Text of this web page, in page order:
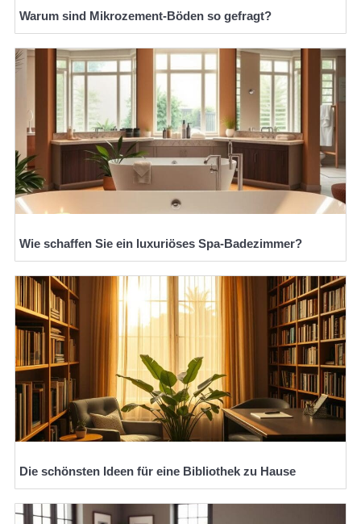
Warum sind Mikrozement-Böden so gefragt?
Wie schaffen Sie ein luxuriöses Spa-Badezimmer?
Die schönsten Ideen für eine Bibliothek zu Hause